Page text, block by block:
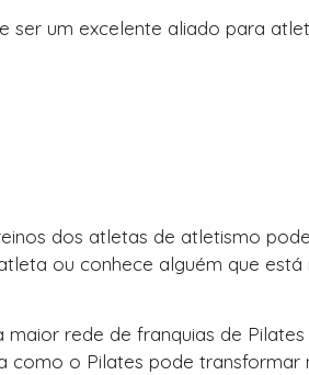
um excelente aliado para
dos atletas de atletismo
ou conhece alguém que está
maior rede de franquias de
como o Pilates pode